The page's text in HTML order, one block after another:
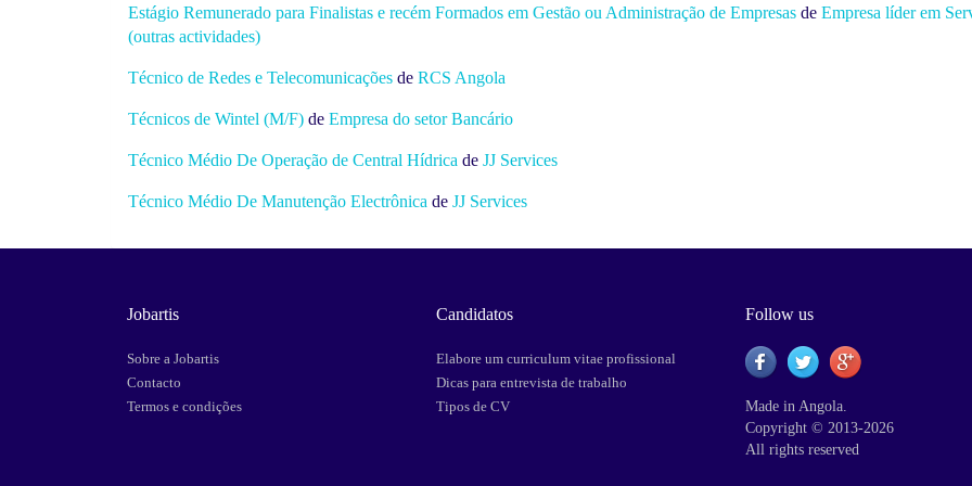
Estágio Remunerado para Finalistas e recém Formados em Gestão ou Administração de Empresas de Empresa líder em
(outras actividades)
Técnico de Redes e Telecomunicações de RCS Angola
Técnicos de Wintel (M/F) de Empresa do setor Bancário
Técnico Médio De Operação de Central Hídrica de JJ Services
Técnico Médio De Manutenção Electrônica de JJ Services
Jobartis
Sobre a Jobartis
Contacto
Termos e condições
Candidatos
Elabore um curriculum vitae profissional
Dicas para entrevista de trabalho
Tipos de CV
Follow us
Made in Angola.
Copyright © 2013-2026
All rights reserved